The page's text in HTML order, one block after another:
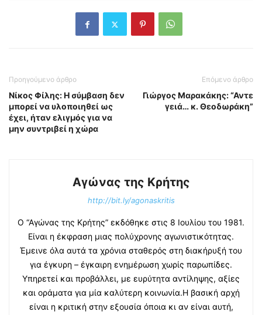
Προηγούμενο άρθρο
Νίκος Φίλης: Η σύμβαση δεν
μπορεί να υλοποιηθεί ως
έχει, ήταν ελιγμός για να
μην συντριβεί η χώρα
Επόμενο άρθρο
Γιώργος Μαρακάκης: “Αντε
γειά… κ. Θεοδωράκη”
Αγώνας της Κρήτης
http://bit.ly/agonaskritis
Ο “Αγώνας της Κρήτης” εκδόθηκε στις 8 Ιουλίου του 1981.
Είναι η έκφραση μιας πολύχρονης αγωνιστικότητας.
Έμεινε όλα αυτά τα χρόνια σταθερός στη διακήρυξή του
για έγκυρη – έγκαιρη ενημέρωση χωρίς παρωπίδες.
Υπηρετεί και προβάλλει, με ευρύτητα αντίληψης, αξίες
και οράματα για μία καλύτερη κοινωνία.Η βασική αρχή
είναι η κριτική στην εξουσία όποια κι αν είναι αυτή,